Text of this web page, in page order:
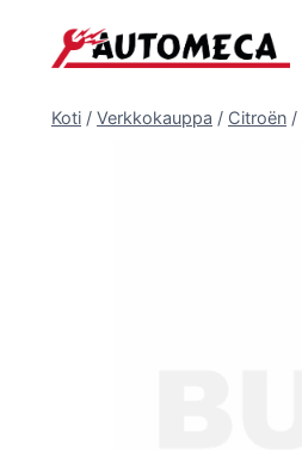
sisältöön
Koti / Verkkokauppa / Citroën /